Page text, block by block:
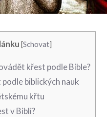
[Schovat]
křest podle Bible?
biblických nauk
křtu
v Bibli?